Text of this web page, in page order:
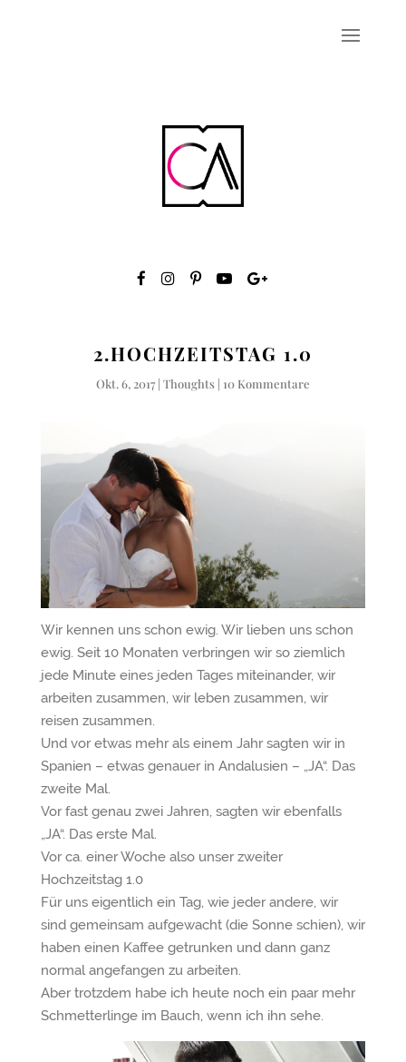
2.HOCHZEITSTAG 1.0
Okt. 6, 2017| Thoughts| 10 Kommentare
Wir kennen uns schon ewig. Wir lieben uns schon
ewig. Seit 10 Monaten verbringen wir so ziemlich
jede Minute eines jeden Tages miteinander, wir
arbeiten zusammen, wir leben zusammen, wir
reisen zusammen.
Und vor etwas mehr als einem Jahr sagten wir in
Spanien – etwas genauer in Andalusien – „JA“. Das
zweite Mal.
Vor fast genau zwei Jahren, sagten wir ebenfalls
„JA“. Das erste Mal.
Vor ca. einer Woche also unser zweiter
Hochzeitstag 1.0
Für uns eigentlich ein Tag, wie jeder andere, wir
sind gemeinsam aufgewacht (die Sonne schien), wir
haben einen Kaffee getrunken und dann ganz
normal angefangen zu arbeiten.
Aber trotzdem habe ich heute noch ein paar mehr
Schmetterlinge im Bauch, wenn ich ihn sehe.